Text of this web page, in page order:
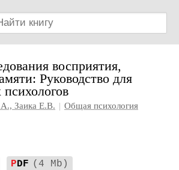
восприятия,
Руководство для
Заика Е.В. | Общая психология
PDF (4 Mb)